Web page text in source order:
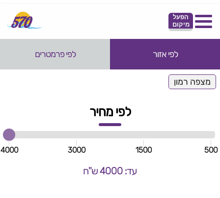
הפעל
מיקום
לפי אזור לפי פרמטרים
מצפה רמון
לפי מחיר
500
1500
3000
4000
עד: 4000 ש"ח